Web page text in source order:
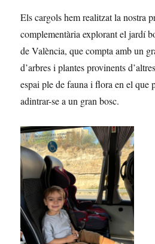
Els cargols hem realitzat la nostra
complementària explorant el jardí
de València, que compta amb un
d’arbres i plantes provinents
espai ple de fauna i flora en el que
adintrar-se a un gran bosc.